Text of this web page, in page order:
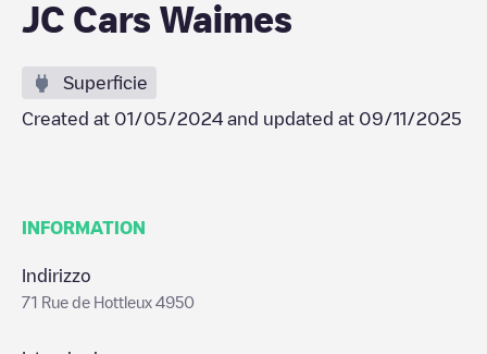
JC Cars Waimes
Superficie
Created at 01/05/2024 and updated at 09/11/2025
INFORMATION
Indirizzo
71 Rue de Hottleux 4950